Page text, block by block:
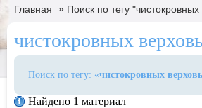
Главная » Поиск по тегу
чистокровных
Поиск по тегу: «чистокровных
Найдено 1 материал